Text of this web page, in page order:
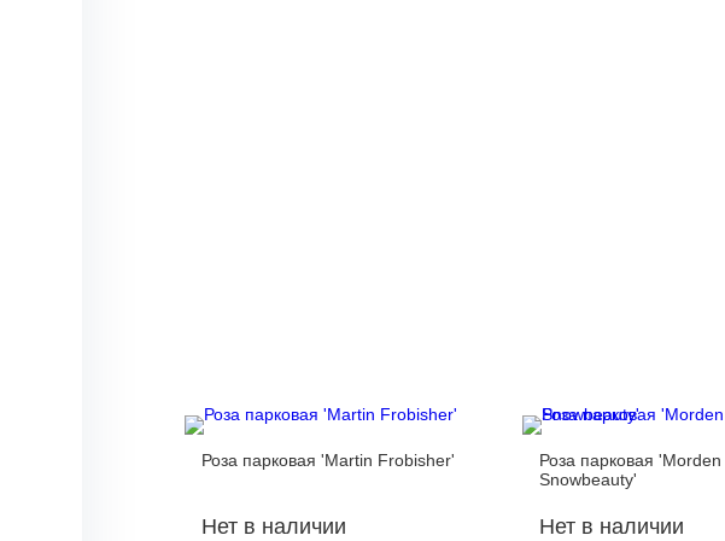
Роза парковая 'Martin Frobisher'
Нет в наличии
Роза парковая 'Morden
Snowbeauty'
Нет в наличии